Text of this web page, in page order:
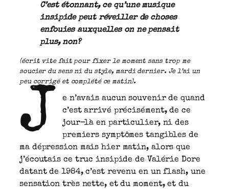
C’est étonnant, ce qu’une musique
insipide peut réveiller de choses
enfouies auxquelles on ne pensait
plus, non?
(écrit vite fait pour fixer le moment sans trop me
soucier du sens ni du style, mardi dernier. Je l’ai un
peu corrigé et complété ce matin).
J
e n’avais aucun souvenir de quand
c’est arrivé précisément, de ce
jour-là en particulier, ni des
premiers symptômes tangibles de
ma dépression mais hier matin, alors que
j’écoutais ce truc insipide de Valérie Dore
datant de 1984, c’est revenu en un flash, une
sensation très nette, et du moment, et du